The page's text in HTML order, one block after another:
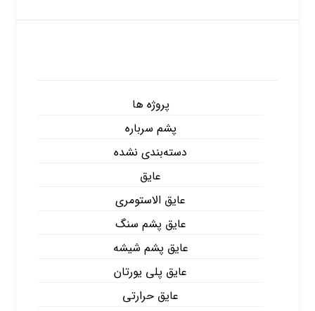
پروژه ها
پشم سرباره
دسته‌بندی نشده
عایق
عایق الاستومری
عایق پشم سنگ
عایق پشم شیشه
عایق پلی یورتان
عایق حرارتی